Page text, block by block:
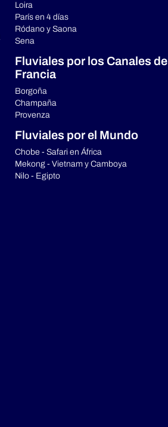
Loira
París en 4 días
Ródano y Saona
Sena
Fluviales por los Canales de
Francia
Borgoña
Champaña
Provenza
Fluviales por el Mundo
Chobe - Safari en África
Mekong - Vietnam y Camboya
Nilo - Egipto